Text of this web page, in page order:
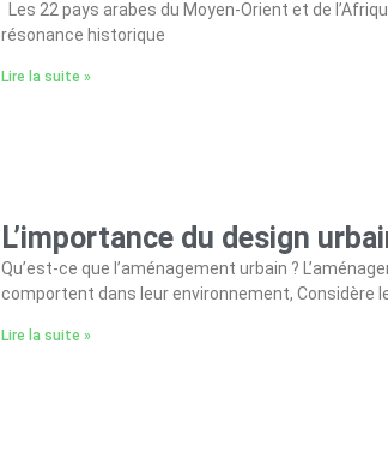
Les 22 pays arabes du Moyen-Orient et de
résonance historique
Lire la suite »
L’importance du design
Qu’est-ce que l’aménagement urbain ?
comportent dans leur environnement, Considère
Lire la suite »